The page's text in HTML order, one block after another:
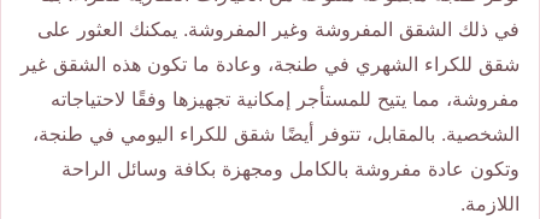
في ذلك الشقق المفروشة وغير المفروشة. يمكنك العثور على
شقق للكراء الشهري في طنجة، وعادة ما تكون هذه الشقق غير
مفروشة، مما يتيح للمستأجر إمكانية تجهيزها وفقًا لاحتياجاته
الشخصية. بالمقابل، تتوفر أيضًا شقق للكراء اليومي في طنجة،
وتكون عادة مفروشة بالكامل ومجهزة بكافة وسائل الراحة
اللازمة.